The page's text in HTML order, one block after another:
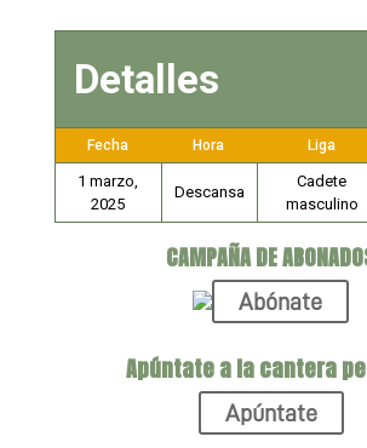
Detalles
Fecha Hora Liga
1 marzo,
2025
Descansa
Cadete
masculino
CAMPAÑA DE
Abónate
Apúntate a la cantera
Apúntate